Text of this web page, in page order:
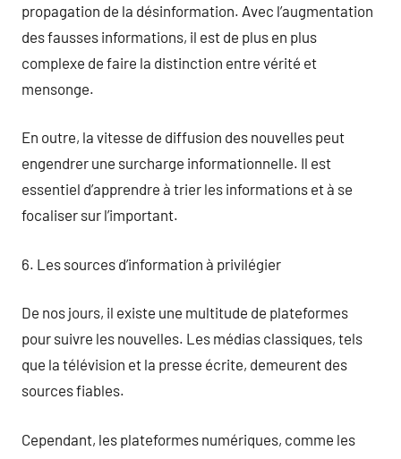
propagation de la désinformation. Avec l’augmentation
des fausses informations, il est de plus en plus
complexe de faire la distinction entre vérité et
mensonge.
En outre, la vitesse de diffusion des nouvelles peut
engendrer une surcharge informationnelle. Il est
essentiel d’apprendre à trier les informations et à se
focaliser sur l’important.
6. Les sources d’information à privilégier
De nos jours, il existe une multitude de plateformes
pour suivre les nouvelles. Les médias classiques, tels
que la télévision et la presse écrite, demeurent des
sources fiables.
Cependant, les plateformes numériques, comme les